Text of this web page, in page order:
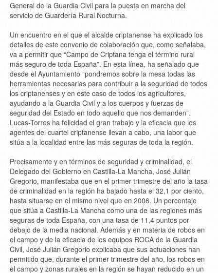
General de la Guardia Civil para la puesta en marcha del
servicio de Guardería Rural Nocturna.
Un encuentro en el que el alcalde criptanense ha explicado los
detalles de este convenio de colaboración que, como señalaba,
va a permitir que “Campo de Criptana tenga el término rural
más seguro de toda España”. En esta línea, ha señalado que
desde el Ayuntamiento “pondremos sobre la mesa todas las
herramientas necesarias para contribuir a la seguridad de todos
los criptanenses y en este caso de todos los agricultores,
ayudando a la Guardia Civil y a los cuerpos y fuerzas de
seguridad del Estado en todo aquello que nos demanden”.
Lucas-Torres ha felicidad el gran trabajo y la eficacia que los
agentes del cuartel criptanense llevan a cabo, una labor que
sitúa a la localidad entre las más seguras de toda la región.
Precisamente y en términos de seguridad y criminalidad, el
Delegado del Gobierno en Castilla-La Mancha, José Julián
Gregorio, manifestaba que en el primer trimestre del año la tasa
de criminalidad en la región ha bajado hasta el 32,1 por ciento,
hasta situarse en el mismo nivel que en 2006. Un porcentaje
que sitúa a Castilla-La Mancha como una de las regiones más
seguras de toda España, con una tasa de 11,4 puntos por
debajo de la media nacional. Además y en materia de robos en
el campo y de la eficacia de los equipos ROCA de la Guardia
Civil, José Julián Gregorio explicaba que sus actuaciones han
permitido que, durante el primer trimestre del año, los robos en
el campo y zonas rurales en la región se hayan reducido en un